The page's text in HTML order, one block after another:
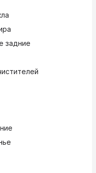
задние